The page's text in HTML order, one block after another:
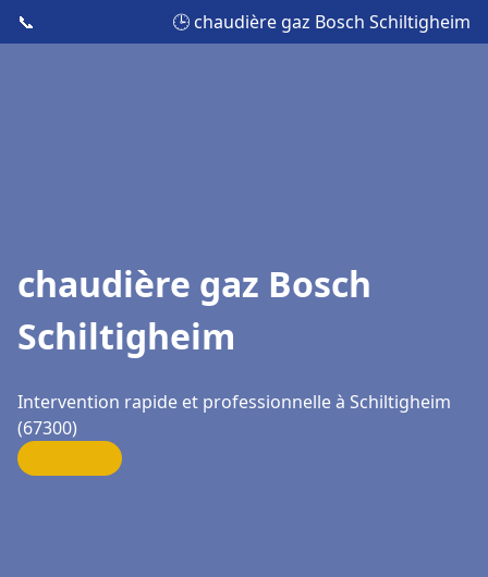
📞 🕒 chaudière gaz Bosch Schiltigheim
chaudière gaz Bosch
Schiltigheim
Intervention rapide et professionnelle à Schiltigheim
(67300)